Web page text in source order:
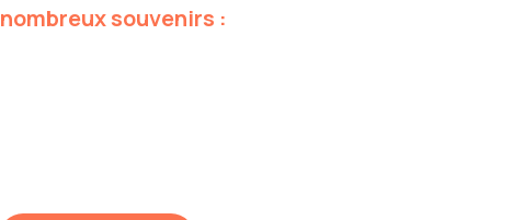
nombreuxsouvenirs :